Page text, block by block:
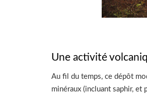
Une activité
Au fil du temps, ce dépôt
minéraux (incluant saphir, et